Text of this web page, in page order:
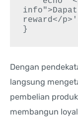
reward</
Dengan
langsung
pembelian
membangun